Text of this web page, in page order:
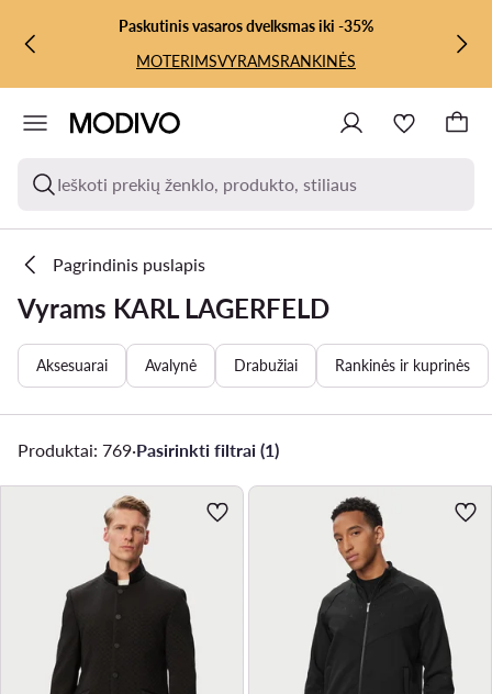
PEREITI PRIE PAGRINDINIO TURINIO
PEREITI Į PAIEŠKĄPaskutinis vasaros dvelksmas iki -35%
MOTERIMSVYRAMSRANKINĖS
Ieškoti prekių ženklo, produkto, stiliaus
Pagrindinis puslapis
Vyrams KARL LAGERFELD
Aksesuarai Avalynė Drabužiai Rankinės ir kuprinės
Produktai: 769·Pasirinkti filtrai (1)